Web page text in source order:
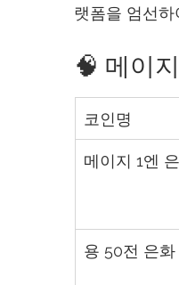
랫폼을 엄선
🧠 메이
코인명
메이지 1엔
용 50전 은화